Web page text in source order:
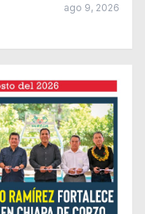
ago 9, 2026